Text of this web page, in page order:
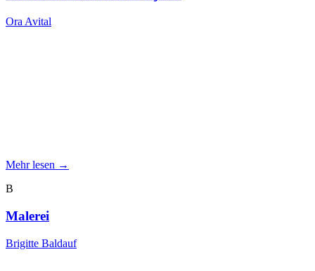
Ora Avital
Mehr lesen →
B
Malerei
Brigitte Baldauf